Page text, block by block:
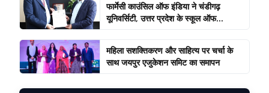
फार्मेसी काउंसिल ऑफ इंडिया ने चंडीगढ़
यूनिवर्सिटी, उत्तर प्रदेश के स्कूल ऑफ...
महिला सशक्तिकरण और साहित्य पर चर्चा के
साथ जयपुर एजुकेशन समिट का समापन